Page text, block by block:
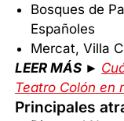
Bosques de
Españoles
Mercat, Villa
LEER MÁS ►
Teatro Colón en
Principales